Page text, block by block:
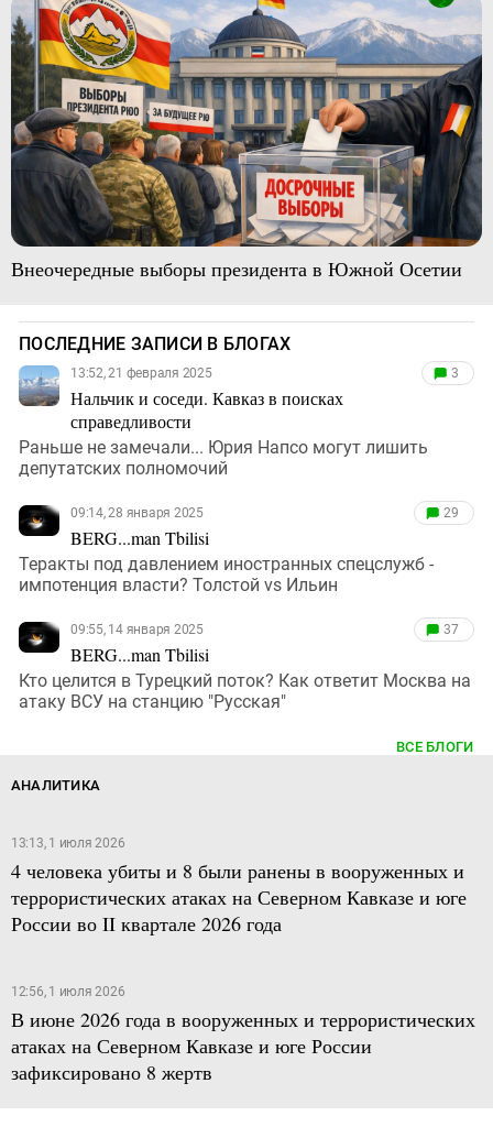
Внеочередные выборы президента в Южной Осетии
ПОСЛЕДНИЕ ЗАПИСИ В БЛОГАХ
13:52, 21 февраля 2025
Нальчик и соседи. Кавказ в поисках
справедливости
3
Раньше не замечали... Юрия Напсо могут лишить
депутатских полномочий
09:14, 28 января 2025
BERG...man Tbilisi
29
Теракты под давлением иностранных спецслужб -
импотенция власти? Толстой vs Ильин
09:55, 14 января 2025
BERG...man Tbilisi
37
Кто целится в Турецкий поток? Как ответит Москва на
атаку ВСУ на станцию "Русская"
ВСЕ БЛОГИ
АНАЛИТИКА
13:13, 1 июля 2026
4 человека убиты и 8 были ранены в вооруженных и
террористических атаках на Северном Кавказе и юге
России во II квартале 2026 года
12:56, 1 июля 2026
В июне 2026 года в вооруженных и террористических
атаках на Северном Кавказе и юге России
зафиксировано 8 жертв